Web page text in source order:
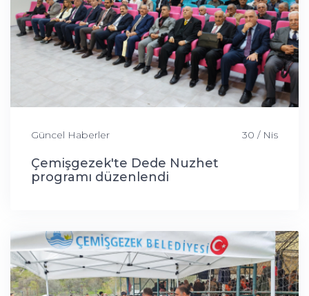
Güncel Haberler 30 / Nis
Çemişgezek'te Dede Nuzhet
programı düzenlendi